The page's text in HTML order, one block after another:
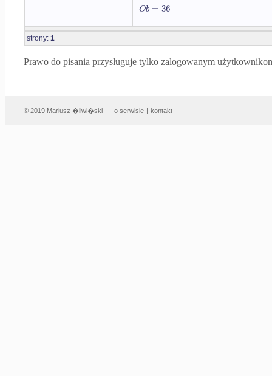
Ob = 36
strony: 1
Prawo do pisania przysługuje tylko zalogowanym
© 2019 Mariusz �liwi�ski o serwisie | kontakt